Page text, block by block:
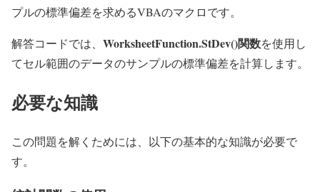
プルの標準偏差を求めるVBAのマクロです。
解答コードでは、 WorksheetFunction.StDev()関数を使用し
てセル範囲のデータのサンプルの標準偏差を計算します。
必要な知識
この問題を解くためには、以下の基本的な知識が必要で
す。